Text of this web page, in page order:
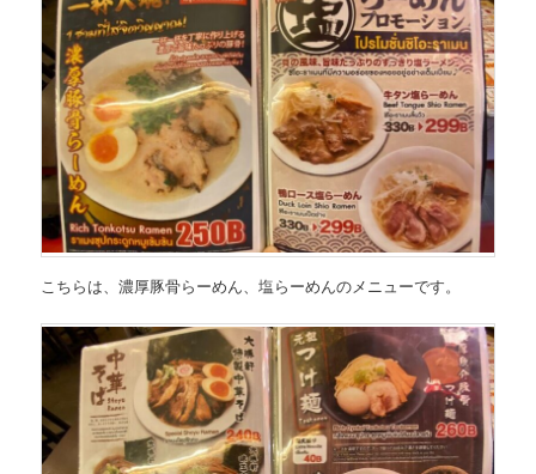
こちらは、濃厚豚骨らーめん、塩らーめんのメニューです。